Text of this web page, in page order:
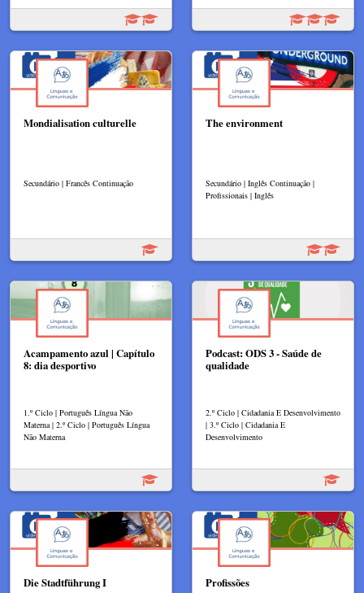
Mondialisation culturelle
Secundário | Francês Continuação
The environment
Secundário | Inglês Continuação |
Profissionais | Inglês
Acampamento azul | Capítulo
8: dia desportivo
1.º Ciclo | Português Língua Não
Materna | 2.º Ciclo | Português Língua
Não Materna
Podcast: ODS 3 - Saúde de
qualidade
2.º Ciclo | Cidadania E Desenvolvimento
| 3.º Ciclo | Cidadania E
Desenvolvimento
Die Stadtführung I Profissões